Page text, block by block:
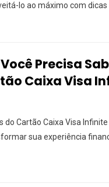
lo ao máximo com dicas
Precisa
Caixa Visa
do Cartão Caixa Visa
sua experiência